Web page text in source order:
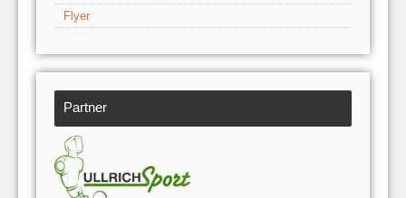
Flyer
Partner